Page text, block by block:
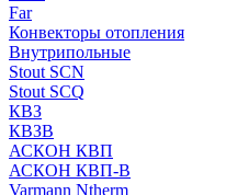
Far
Конвекторы отопления
Внутрипольные
Stout SCN
Stout SCQ
КВЗ
КВЗВ
АСКОН КВП
АСКОН КВП-В
Varmann Ntherm